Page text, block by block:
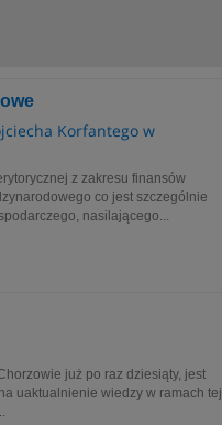
Korfantego w
z zakresu finansów
co jest szczególnie
nasilającego...
już po raz dziesiąty, jest
uaktualnienie wiedzy w ramach tej